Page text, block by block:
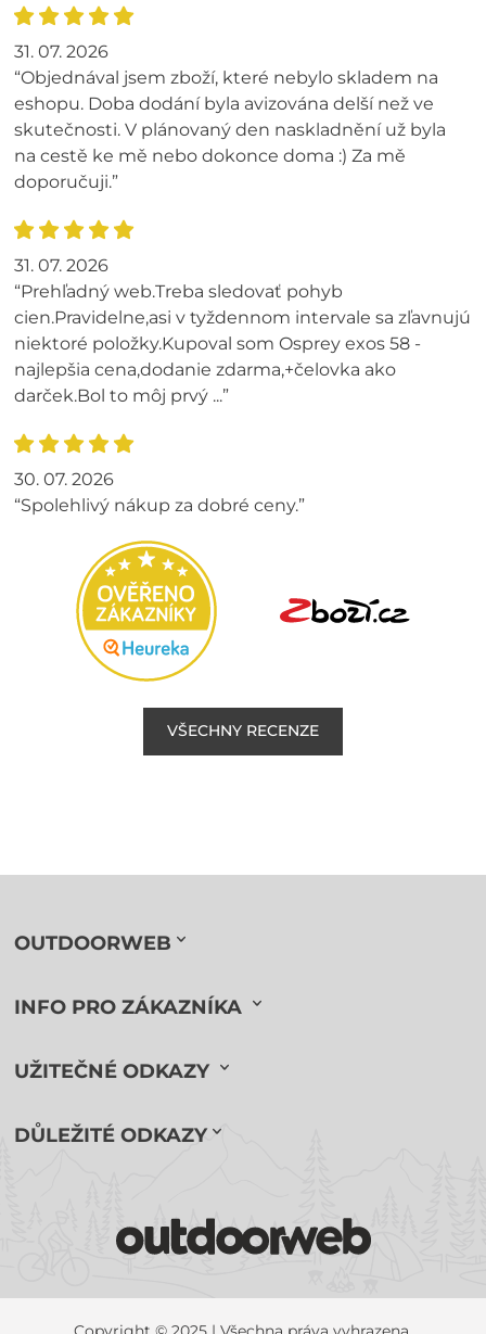
31. 07. 2026
“Objednával jsem zboží, které nebylo skladem na
eshopu. Doba dodání byla avizována delší než ve
skutečnosti. V plánovaný den naskladnění už byla
na cestě ke mě nebo dokonce doma :) Za mě
doporučuji.”
31. 07. 2026
“Prehľadný web.Treba sledovať pohyb
cien.Pravidelne,asi v tyždennom intervale sa zľavnujú
niektoré položky.Kupoval som Osprey exos 58 -
najlepšia cena,dodanie zdarma,+čelovka ako
darček.Bol to môj prvý ...”
30. 07. 2026
“Spolehlivý nákup za dobré ceny.”
VŠECHNY RECENZE
OUTDOORWEB
INFO PRO ZÁKAZNÍKA
UŽITEČNÉ ODKAZY
DŮLEŽITÉ ODKAZY